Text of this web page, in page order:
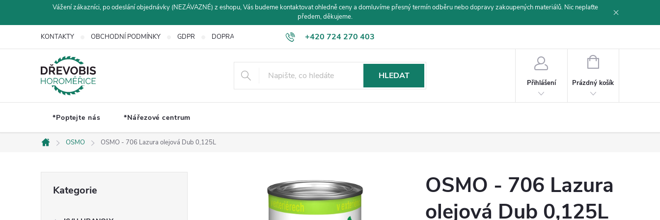
Vážení zákazníci, po odeslání objednávky (NEZÁVAZNÉ) z eshopu, Vás budeme kontaktovat ohledně ceny a domluvíme přesný termín odběru nebo dopravy zakoupených materiálů. Nic neplaťte
předem, děkujeme.
+420 724 270 403
KONTAKTY OBCHODNÍ PODMÍNKY GDPR DOPRAVA A PLATBA
HLEDAT
Přihlášení
NÁKUPNÍ
Prázdný košík
*Poptejte nás *Nářezové centrum
Domů
OSMO OSMO - 706 Lazura olejová Dub 0,125L
kategorie
Kategorie
OSMO - 706 Lazura
olejová Dub 0,125L